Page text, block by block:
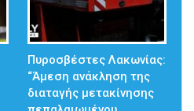
Πυροσβέστες Λακωνίας:
“Άμεση ανάκληση της
διαταγής μετακίνησης